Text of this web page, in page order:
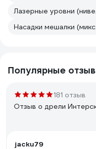
Лазерные уровни
Насадки мешалки
Популярные
181 отзыв
Отзыв о дрели
jacku79